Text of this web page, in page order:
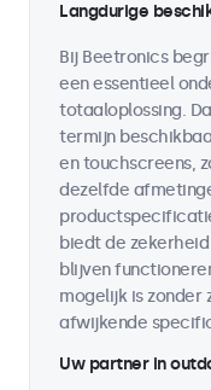
Langdurige
Bij Beetronics
een essentieel
totaaloplossing.
termijn
en touchscreens,
dezelfde
biedt de
blijven
mogelijk is
afwijkende
Uw partner in